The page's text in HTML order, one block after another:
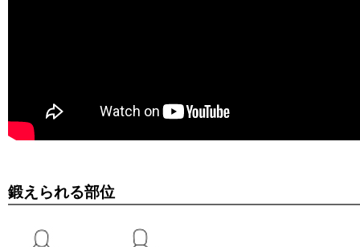
鍛えられる部位